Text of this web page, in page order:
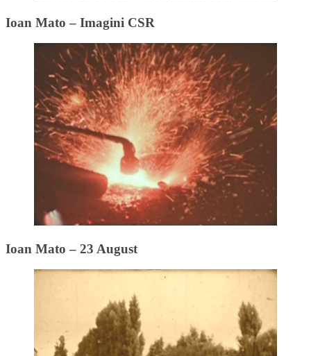
Ioan Mato – Imagini CSR
Ioan Mato – 23 August